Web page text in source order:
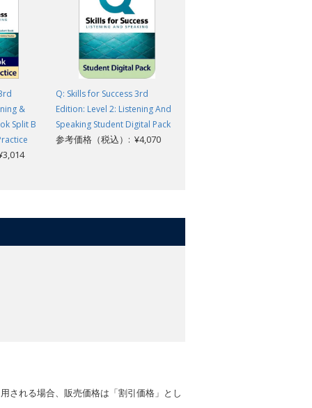
&
Split B
Q: Skills for Success 3rd
Edition: Level 2: Listening And
Speaking Student Digital Pack
参考価格（税込）: ¥4,070
される場合、販売価格は「割引価格」とし